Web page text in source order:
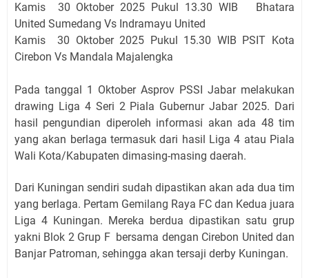
Kamis 30 Oktober 2025 Pukul 13.30 WIB Bhatara
United Sumedang Vs Indramayu United
Kamis 30 Oktober 2025 Pukul 15.30 WIB PSIT Kota
Cirebon Vs Mandala Majalengka
Pada tanggal 1 Oktober Asprov PSSI Jabar melakukan
drawing Liga 4 Seri 2 Piala Gubernur Jabar 2025. Dari
hasil pengundian diperoleh informasi akan ada 48 tim
yang akan berlaga termasuk dari hasil Liga 4 atau Piala
Wali Kota/Kabupaten dimasing-masing daerah.
Dari Kuningan sendiri sudah dipastikan akan ada dua tim
yang berlaga. Pertam Gemilang Raya FC dan Kedua juara
Liga 4 Kuningan. Mereka berdua dipastikan satu grup
yakni Blok 2 Grup F bersama dengan Cirebon United dan
Banjar Patroman, sehingga akan tersaji derby Kuningan.